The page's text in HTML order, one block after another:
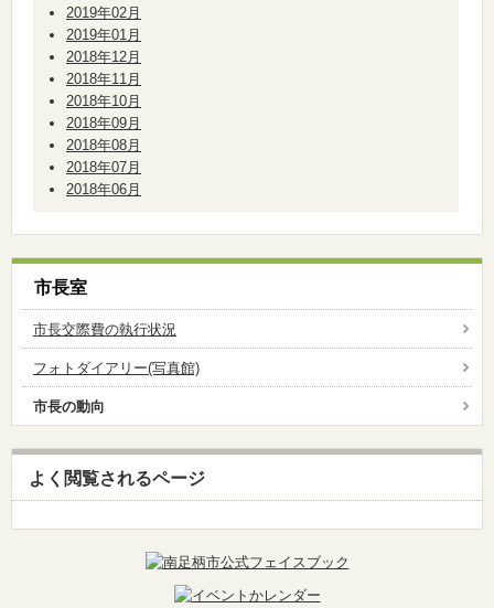
2019年02月
2019年01月
2018年12月
2018年11月
2018年10月
2018年09月
2018年08月
2018年07月
2018年06月
市長室
市長交際費の執行状況
フォトダイアリー(写真館)
市長の動向
よく閲覧されるページ